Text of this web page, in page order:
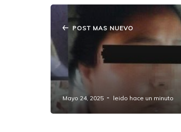
POST MAS NUEVO
Confirman Detención de "La
Presunta Distribuidora de
Vinculada a Narcolaboratorio
Explosivo en Amozoc
Mayo 24, 2025 leido hace un minuto